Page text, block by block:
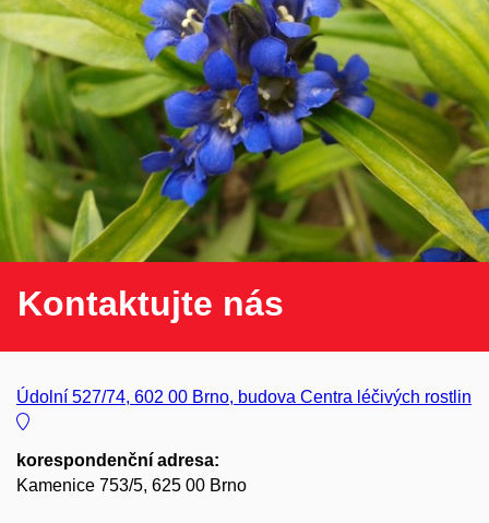
Kontaktujte nás
Údolní 527/74, 602 00 Brno, budova Centra léčivých rostlin
korespondenční adresa:
Kamenice 753/5, 625 00 Brno